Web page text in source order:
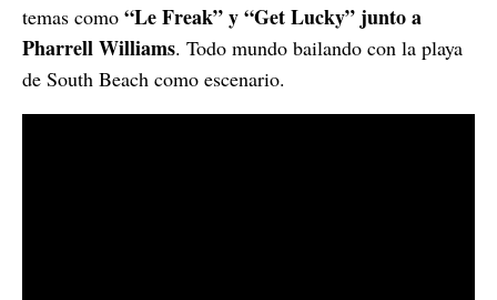
temas como “Le Freak” y “Get Lucky” junto a
Pharrell Williams. Todo mundo bailando con la playa
de South Beach como escenario.